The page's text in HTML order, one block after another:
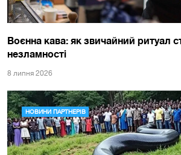
Воєнна кава: як звичайний ритуал
незламності
8 липня 2026